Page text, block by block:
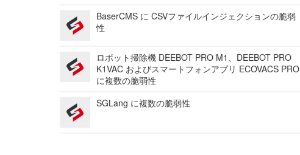
BaserCMS に CSVファイルインジェクションの脆弱
性
ロボット掃除機 DEEBOT PRO M1、DEEBOT PRO
K1VAC およびスマートフォンアプリ ECOVACS PRO
に複数の脆弱性
SGLang に複数の脆弱性